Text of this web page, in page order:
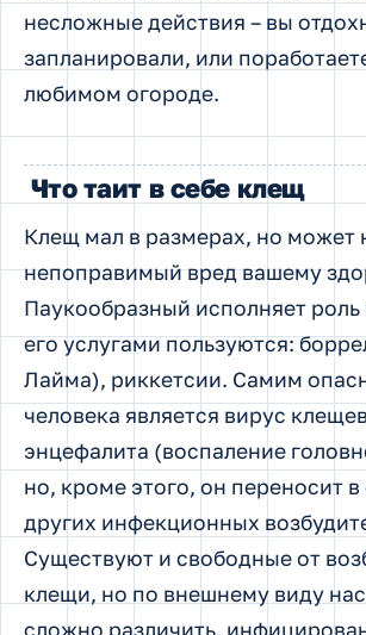
несложные действия – вы
запланировали, или
любимом огороде.
Что таит в себе клещ
Клещ мал в размерах, но может
непоправимый вред вашему
Паукообразный исполняет роль
его услугами пользуются:
Лайма), риккетсии. Самим
человека является вирус
энцефалита (воспаление
но, кроме этого, он переносит в
других инфекционных
Существуют и свободные от
клещи, но по внешнему виду
сложно различить,